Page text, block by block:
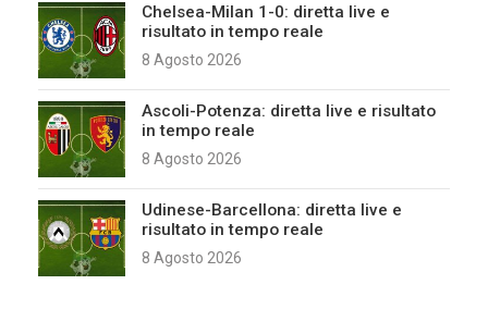
Chelsea-Milan 1-0: diretta live e
risultato in tempo reale
8 Agosto 2026
Ascoli-Potenza: diretta live e risultato
in tempo reale
8 Agosto 2026
Udinese-Barcellona: diretta live e
risultato in tempo reale
8 Agosto 2026